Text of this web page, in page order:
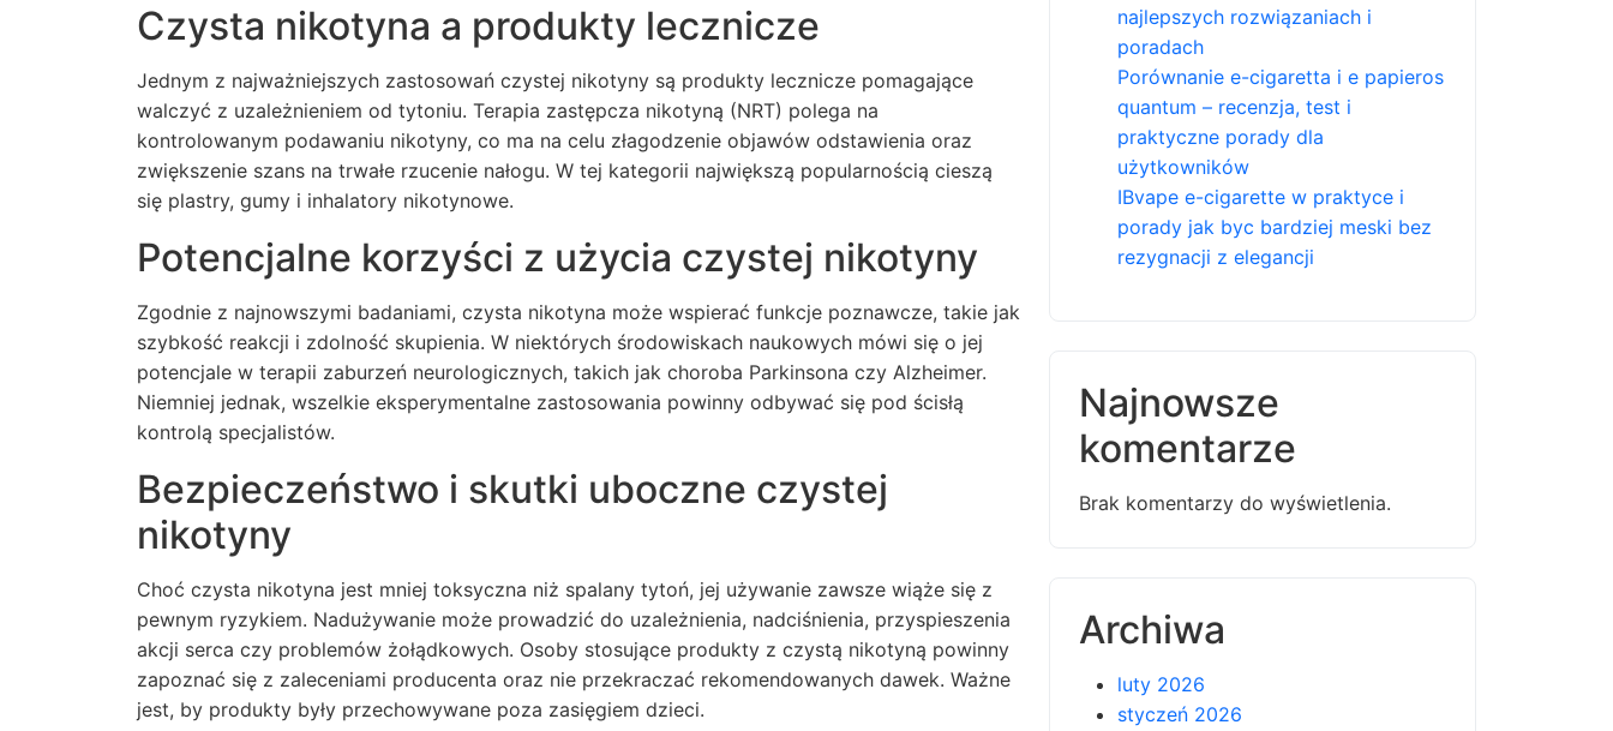
Czysta nikotyna a produkty lecznicze
Jednym z najważniejszych zastosowań czystej nikotyny są produkty lecznicze pomagające
walczyć z uzależnieniem od tytoniu. Terapia zastępcza nikotyną (NRT) polega na
kontrolowanym podawaniu nikotyny, co ma na celu złagodzenie objawów odstawienia oraz
zwiększenie szans na trwałe rzucenie nałogu. W tej kategorii największą popularnością cieszą
się plastry, gumy i inhalatory nikotynowe.
Potencjalne korzyści z użycia czystej nikotyny
Zgodnie z najnowszymi badaniami, czysta nikotyna może wspierać funkcje poznawcze, takie jak
szybkość reakcji i zdolność skupienia. W niektórych środowiskach naukowych mówi się o jej
potencjale w terapii zaburzeń neurologicznych, takich jak choroba Parkinsona czy Alzheimer.
Niemniej jednak, wszelkie eksperymentalne zastosowania powinny odbywać się pod ścisłą
kontrolą specjalistów.
Bezpieczeństwo i skutki uboczne czystej
nikotyny
Choć czysta nikotyna jest mniej toksyczna niż spalany tytoń, jej używanie zawsze wiąże się z
pewnym ryzykiem. Nadużywanie może prowadzić do uzależnienia, nadciśnienia, przyspieszenia
akcji serca czy problemów żołądkowych. Osoby stosujące produkty z czystą nikotyną powinny
zapoznać się z zaleceniami producenta oraz nie przekraczać rekomendowanych dawek. Ważne
jest, by produkty były przechowywane poza zasięgiem dzieci.
najlepszych rozwiązaniach i
poradach
Porównanie e-cigaretta i e papieros
quantum – recenzja, test i
praktyczne porady dla
użytkowników
IBvape e-cigarette w praktyce i
porady jak byc bardziej meski bez
rezygnacji z elegancji
Najnowsze
komentarze
Brak komentarzy do wyświetlenia.
Archiwa
luty 2026
styczeń 2026